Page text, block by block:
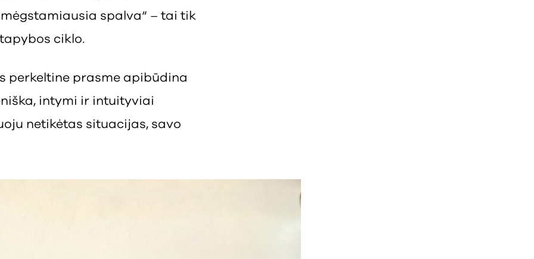
spalva“ – tai tik
ciklo.
perkeltine prasme apibūdina
intymi ir intuityviai
netikėtas situacijas, savo